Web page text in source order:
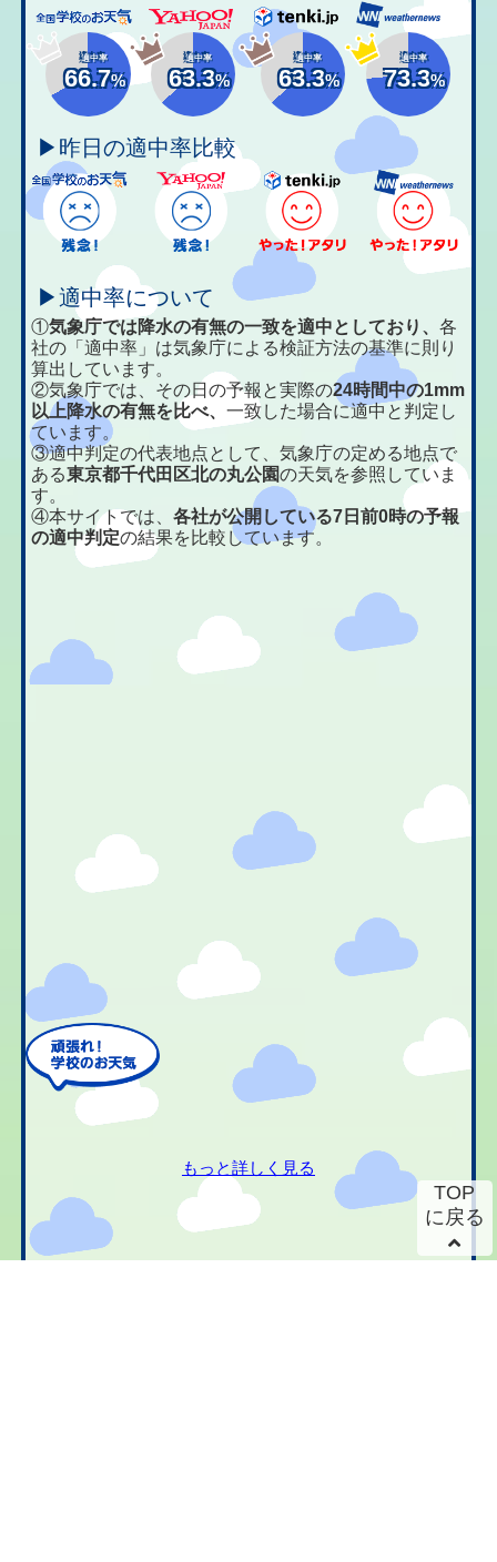
適中率
66.7%
適中率
63.3%
適中率
63.3%
適中率
73.3%
▶昨日の適中率比較
▶適中率について
①気象庁では降水の有無の一致を適中としており、各
社の「適中率」は気象庁による検証方法の基準に則り
算出しています。
②気象庁では、その日の予報と実際の24時間中の1mm
以上降水の有無を比べ、一致した場合に適中と判定し
ています。
③適中判定の代表地点として、気象庁の定める地点で
ある東京都千代田区北の丸公園の天気を参照していま
す。
④本サイトでは、各社が公開している7日前0時の予報
の適中判定の結果を比較しています。
もっと詳しく見る
TOP
に戻る